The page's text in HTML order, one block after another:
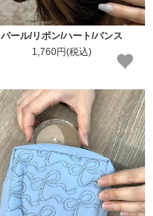
パール/リボン/ハート/バンス
1,760円(税込)